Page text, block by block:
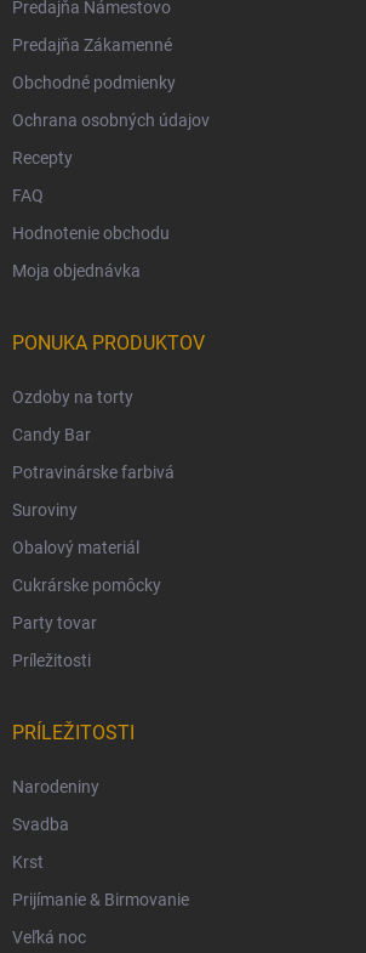
Predajňa Námestovo
Predajňa Zákamenné
Obchodné podmienky
Ochrana osobných údajov
Recepty
FAQ
Hodnotenie obchodu
Moja objednávka
PONUKA PRODUKTOV
Ozdoby na torty
Candy Bar
Potravinárske farbivá
Suroviny
Obalový materiál
Cukrárske pomôcky
Party tovar
Príležitosti
PRÍLEŽITOSTI
Narodeniny
Svadba
Krst
Prijímanie & Birmovanie
Veľká noc